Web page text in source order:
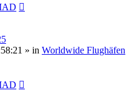
» in Worldwide Flughäfen